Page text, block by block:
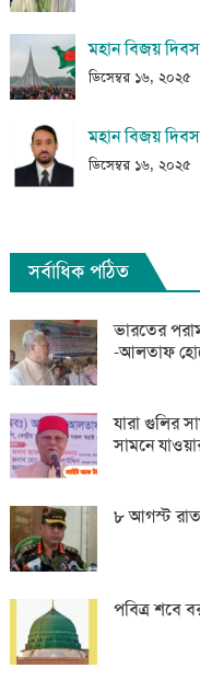
মহান বিজয়
ডিসেম্বর ১৬, ২০২৫
মহান বিজয় দিবস
ডিসেম্বর ১৬, ২০২৫
সর্বাধিক পঠিত
ভারতের
-আলতাফ
যারা গুলির
সামনে
৮ আগস্ট রাত
পবিত্র শবে